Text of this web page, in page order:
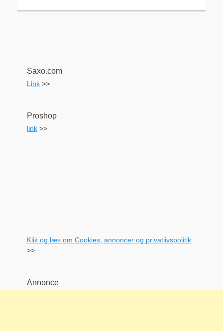
Saxo.com
Link >>
Proshop
link >>
Klik og læs om Cookies, annoncer og privatlivspolitik
>>
Annonce